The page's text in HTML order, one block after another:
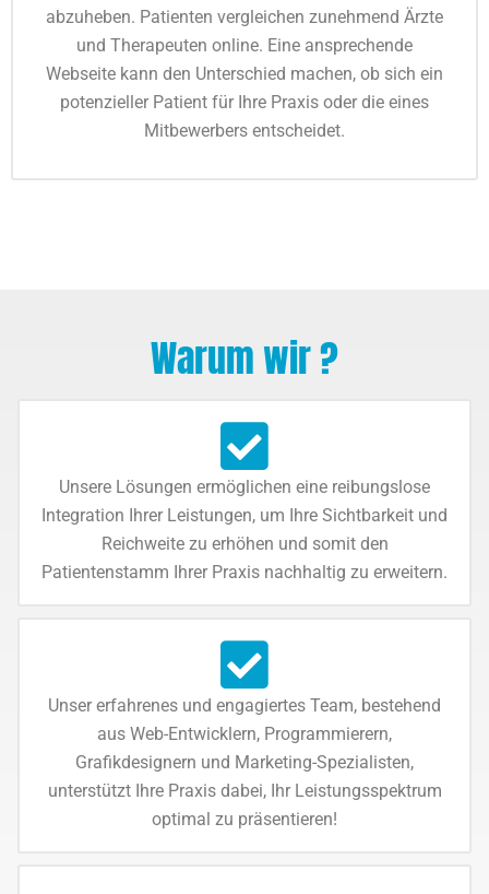
abzuheben. Patienten vergleichen zunehmend Ärzte
und Therapeuten online. Eine ansprechende
Webseite kann den Unterschied machen, ob sich ein
potenzieller Patient für Ihre Praxis oder die eines
Mitbewerbers entscheidet.
Warum wir ?
Unsere Lösungen ermöglichen eine reibungslose
Integration Ihrer Leistungen, um Ihre Sichtbarkeit und
Reichweite zu erhöhen und somit den
Patientenstamm Ihrer Praxis nachhaltig zu erweitern.
Unser erfahrenes und engagiertes Team, bestehend
aus Web-Entwicklern, Programmierern,
Grafikdesignern und Marketing-Spezialisten,
unterstützt Ihre Praxis dabei, Ihr Leistungsspektrum
optimal zu präsentieren!